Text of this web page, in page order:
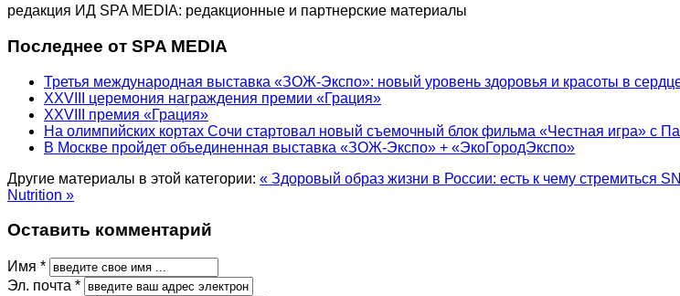
редакция ИД SPA MEDIA: редакционные и партнерские материалы
Последнее от SPA MEDIA
Третья международная выставка «ЗОЖ-Экспо»: новый уровень здоровья и красоты в
XXVIII церемония награждения премии «Грация»
XXVIII премия «Грация»
На олимпийских кортах Сочи стартовал новый съемочный блок фильма «Честная игра» с
В Москве пройдет объединенная выставка «ЗОЖ-Экспо» + «ЭкоГородЭкспо»
Другие материалы в этой категории: « Здоровый образ жизни в России: есть к чему стремиться
Nutrition »
Оставить комментарий
Имя *
Эл. почта *